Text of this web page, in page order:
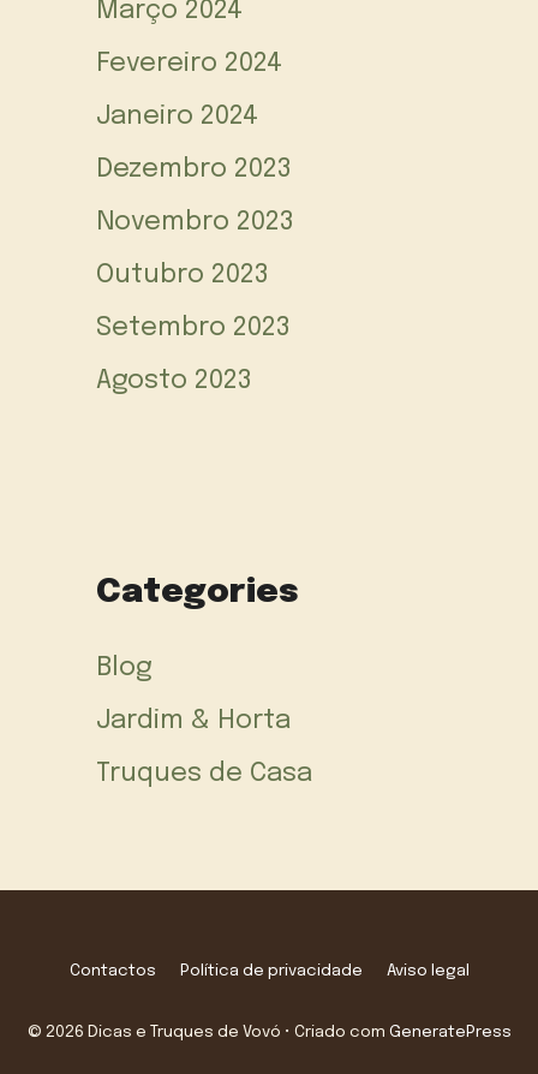
Março 2024
Fevereiro 2024
Janeiro 2024
Dezembro 2023
Novembro 2023
Outubro 2023
Setembro 2023
Agosto 2023
Categories
Blog
Jardim & Horta
Truques de Casa
Contactos Política de privacidade Aviso legal
© 2026 Dicas e Truques de Vovó • Criado com GeneratePress